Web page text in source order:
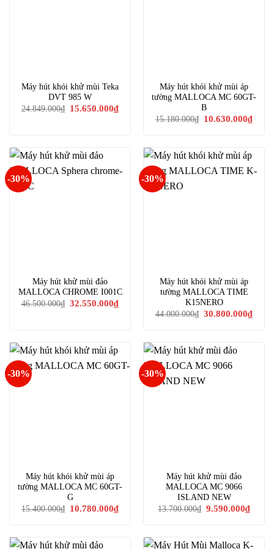
Máy hút khói khử mùi Teka
DVT 985 W
24.849.000₫
Giá
15.650.000₫Giá
hiện
Máy hút khói khử mùi áp
tường MALLOCA MC 60GT-
B
15.180.000₫
Giá
10.630.000₫Giá
hiện
-30%
Máy hút khử mùi đảo
MALLOCA CHROME I001C
46.500.000₫
Giá
32.550.000₫Giá
hiện
-30%
Máy hút khói khử mùi áp
tường MALLOCA TIME
K15NERO
44.000.000₫
Giá
30.800.000₫Giá
hiện
-30%
Máy hút khói khử mùi áp
tường MALLOCA MC 60GT-
G
15.400.000₫
Giá
10.780.000₫Giá
hiện
10.780.000₫.
-30%
Máy hút khử mùi đảo
MALLOCA MC 9066
ISLAND NEW
13.700.000₫ Giá
9.590.000₫Giá
hiện